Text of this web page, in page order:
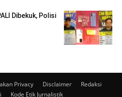
Dibekuk, Polisi
Privacy Disclaimer
Redaksi
Kode Etik Jurnalistik